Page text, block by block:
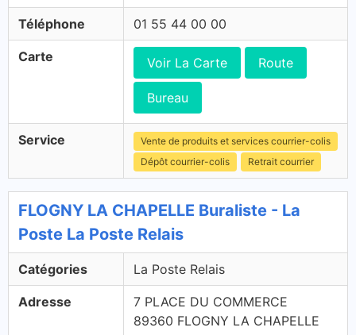
Téléphone 01 55 44 00 00
Carte Voir La Carte Route
Bureau
Service
Vente de produits et services courrier-colis
Dépôt courrier-colis
Retrait courrier
FLOGNY LA CHAPELLE Buraliste - La
Poste La Poste Relais
Catégories La Poste Relais
Adresse
7 PLACE DU COMMERCE
89360 FLOGNY LA CHAPELLE